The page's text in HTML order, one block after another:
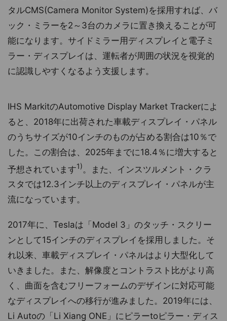
タルCMS(Camera Monitor System)を採用すれば、バ
ック・ミラーを2～3台のカメラに置き換えることが可
能になります。サイドミラー用ディスプレイと電子ミ
ラー・ディスプレイは、運転者が周囲の状況を視覚的
に認識しやすくなるよう支援します。
IHS MarkitのAutomotive Display Market Trackerによ
ると、2018年に出荷された車載ディスプレイ・パネル
のうちサイズが10インチのものが占める割合は10％で
した。この割合は、2025年までに18.4％に増大すると
予想されています1)。また、インスツルメント・クラ
スタでは12.3インチ以上のディスプレイ・パネルが主
流になっています。
2017年に、Teslaは「Model 3」のタッチ・スクリー
ンとして15インチのディスプレイを採用しました。そ
れ以来、車載ディスプレイ・パネルはより大型化して
いきました。また、解像度とコントラスト比がより高
く、曲面を含むフリーフォームのデザインに対応可能
なディスプレイへの移行が進みました。2019年には、
Li Autoの「Li Xiang ONE」にピラーtoピラー・ディス